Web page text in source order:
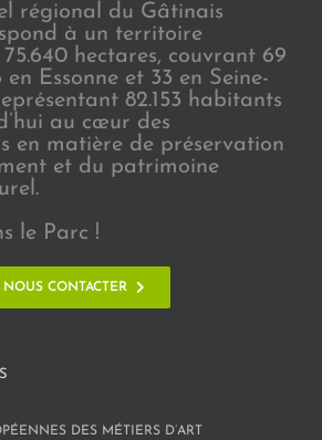
régional du Gâtinais
à un territoire
75.640 hectares, couvrant 69
Essonne et 33 en Seine-
82.153 habitants
au cœur des
en matière de préservation
et du patrimoine
le Parc !
NOUS CONTACTER
DES MÉTIERS D’ART